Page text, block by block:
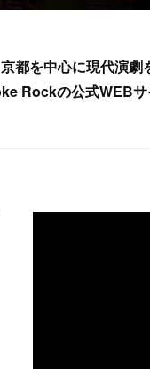
都を中心に現代演
Rockの公式WEBサ